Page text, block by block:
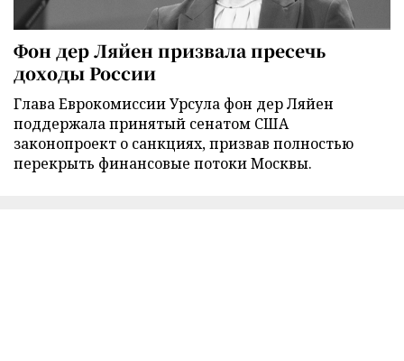
Фон дер Ляйен призвала пресечь
доходы России
Глава Еврокомиссии Урсула фон дер Ляйен
поддержала принятый сенатом США
законопроект о санкциях, призвав полностью
перекрыть финансовые потоки Москвы.